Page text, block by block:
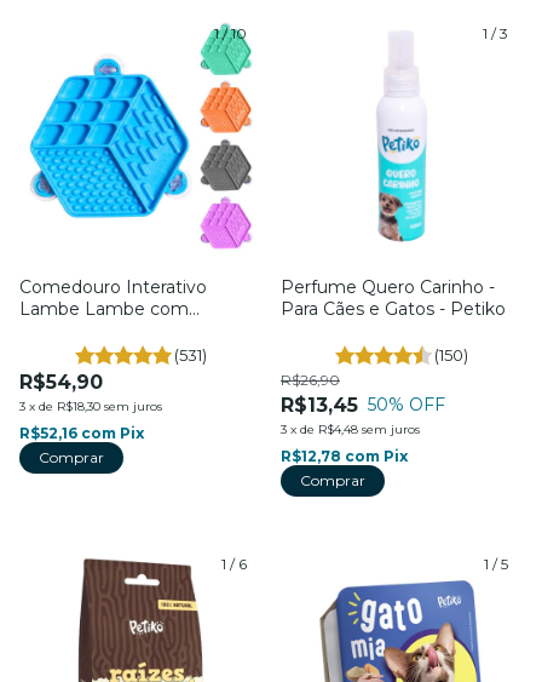
1/10
Comedouro Interativo
Lambe Lambe com
- Petiko
(531)
R$54,90
3 x de R$18,30 sem juros
R$52,16 com Pix
Comprar
1 /3
Perfume Quero Carinho -
Para Cães e Gatos - Petiko
(150)
R$13,45
R$26,90
50% OFF
3 x de R$4,48 sem juros
R$12,78 com Pix
1 / 6 1 /5